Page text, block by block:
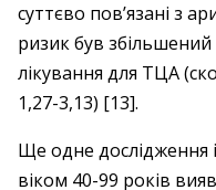
суттєво пов’язані з
ризик був
лікування для ТЦА
1,27-3,13) [13].
Ще одне дослідження
віком 40-99 років